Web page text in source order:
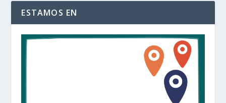
ESTAMOS EN